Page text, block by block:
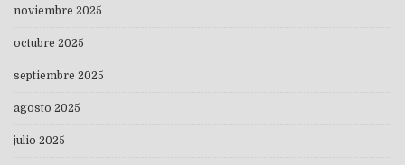
noviembre 2025
octubre 2025
septiembre 2025
agosto 2025
julio 2025